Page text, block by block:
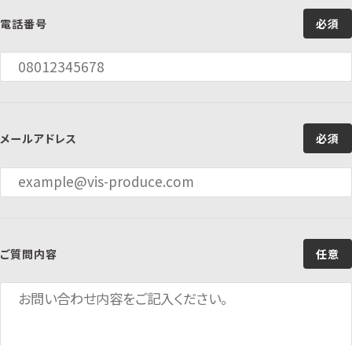
電話番号 必須
メールアドレス 必須
ご質問内容 任意